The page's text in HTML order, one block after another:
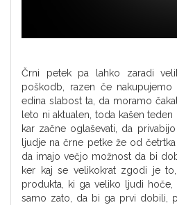
Črni petek pa lahko zaradi
poškodb, razen če
edina slabost ta, da moramo
leto ni aktualen, toda kašen
kar začne oglaševati, da
ljudje na črne petke že od
da imajo večjo možnost da bi
ker kaj se velikokrat zgodi je
produkta, ki ga veliko ljudi hoče,
samo zato, da bi ga prvi dobili,